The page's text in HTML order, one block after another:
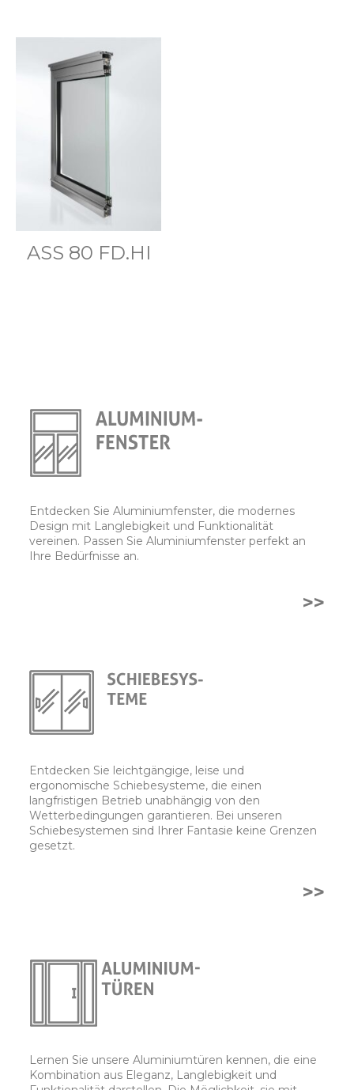
ASS 80 FD.HI
Entdecken Sie Aluminiumfenster, die modernes
Design mit Langlebigkeit und Funktionalität
vereinen. Passen Sie Aluminiumfenster perfekt an
Ihre Bedürfnisse an.
>>
Entdecken Sie leichtgängige, leise und
ergonomische Schiebesysteme, die einen
langfristigen Betrieb unabhängig von den
Wetterbedingungen garantieren. Bei unseren
Schiebesystemen sind Ihrer Fantasie keine Grenzen
gesetzt.
>>
Lernen Sie unsere Aluminiumtüren kennen, die eine
Kombination aus Eleganz, Langlebigkeit und